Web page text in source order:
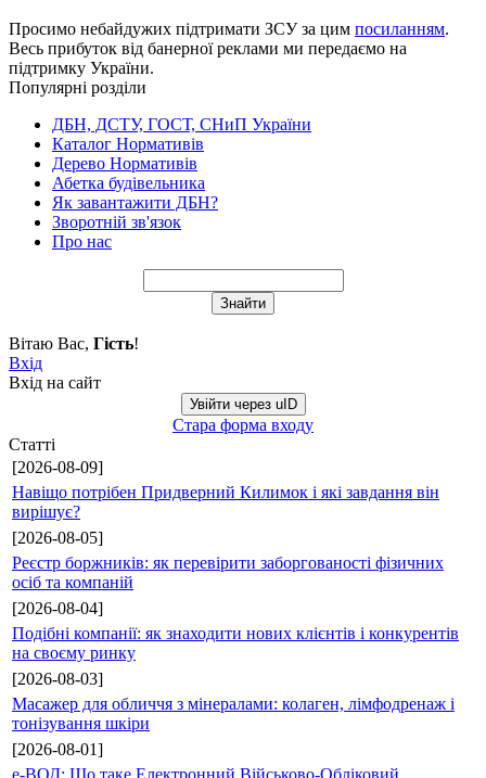
Просимо небайдужих підтримати ЗСУ за цим посиланням.
Весь прибуток від банерної реклами ми передаємо на
підтримку України.
Популярні розділи
ДБН, ДСТУ, ГОСТ, СНиП України
Каталог Нормативів
Дерево Нормативів
Абетка будівельника
Як завантажити ДБН?
Зворотній зв'язок
Про нас
Вітаю Вас, Гість!
Вхід
Вхід на сайт
Увійти через uID
Стара форма входу
Статті
[2026-08-09]
Навіщо потрібен Придверний Килимок і які завдання він
вирішує?
[2026-08-05]
Реєстр боржників: як перевірити заборгованості фізичних
осіб та компаній
[2026-08-04]
Подібні компанії: як знаходити нових клієнтів і конкурентів
на своєму ринку
[2026-08-03]
Масажер для обличчя з мінералами: колаген, лімфодренаж і
тонізування шкіри
[2026-08-01]
е-ВОД: Що таке Електронний Військово-Обліковий